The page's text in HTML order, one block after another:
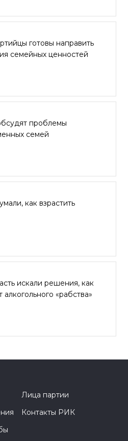
готовы направить
семейных ценностей
проблемы
семей
как взрастить
искали решения, как
«рабства»
Лица партии
Контакты РИК